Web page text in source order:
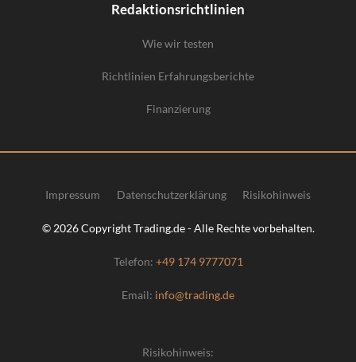
Redaktionsrichtlinien
Wie wir testen
Richtlinien Erfahrungsberichte
Finanzierung
© 2026 Copyright Trading.de - Alle Rechte vorbehalten.
Telefon: +49 174 9777071
Email: info@trading.de
Impressum Datenschutzerklärung Risikohinweis
Risikohinweis: